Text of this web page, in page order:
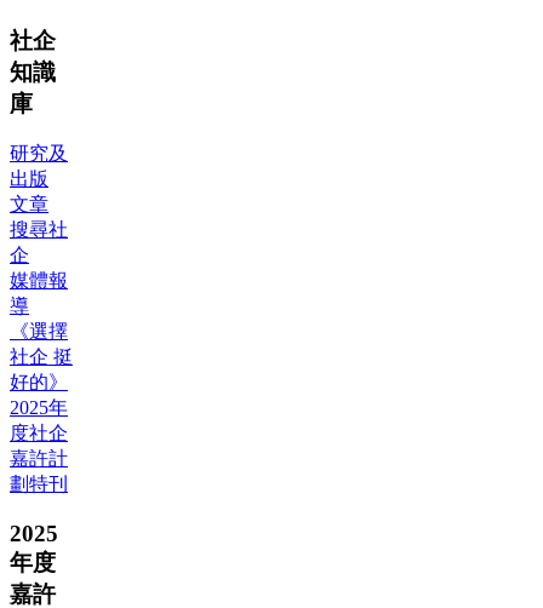
社企
知識
庫
研究及
出版
文章
搜尋社
企
媒體報
導
《選擇
社企 挺
好的》
2025年
度社企
嘉許計
劃特刊
2025
年度
嘉許